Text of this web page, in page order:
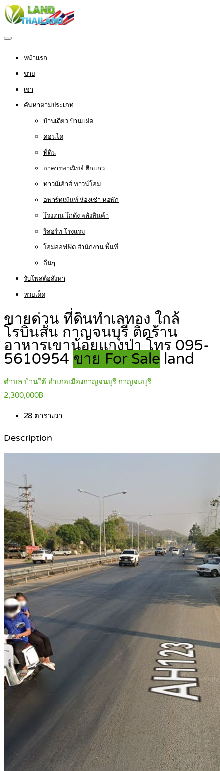
หน้าแรก
ขาย
เช่า
ค้นหาตามประเภท
บ้านเดี่ยว บ้านแฝด
คอนโด
ที่ดิน
อาคารพาณิชย์ ตึกแถว
ทาวน์เฮ้าส์ ทาวน์โฮม
อพาร์ทเม้นท์ ห้องเช่า หอพัก
โรงงาน โกดัง คลังสินค้า
รีสอร์ท โรงแรม
โฮมออฟฟิต สำนักงาน พื้นที่
อื่นๆ
รับโพสต์อสังหา
หวยเด็ด
ขายด่วน ที่ดินทำเลทอง ใกล้
โรบินสัน กาญจนบุรี ติดร้าน
อาหารเขาน้อยแกงป่า โทร 095-
5610954 ขาย For Sale land
ตำบล บ้านใต้ อำเภอเมืองกาญจนบุรี กาญจนบุรี
2,300,000฿
28 ตารางวา
Description